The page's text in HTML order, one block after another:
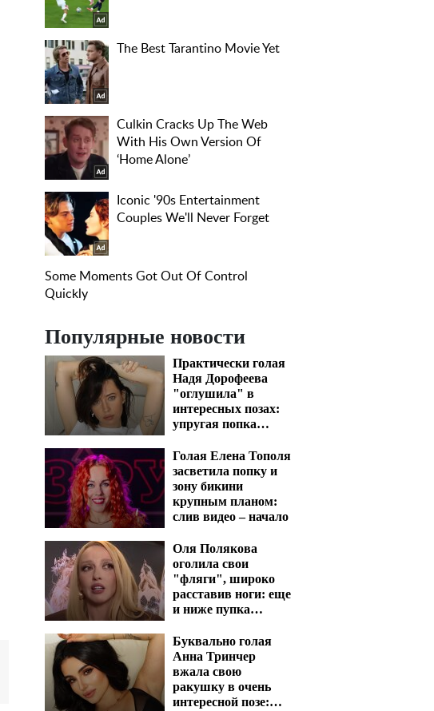
Популярные новости
Практически голая
Надя Дорофеева
"оглушила" в
интересных позах:
упругая попка
Голая Елена Тополя
засветила попку и
зону бикини
крупным планом:
слив видео – начало
Оля Полякова
оголила свои
"фляги", широко
расставив ноги: еще
и ниже пупка
Буквально голая
Анна Тринчер
вжала свою
ракушку в очень
интересной позе: